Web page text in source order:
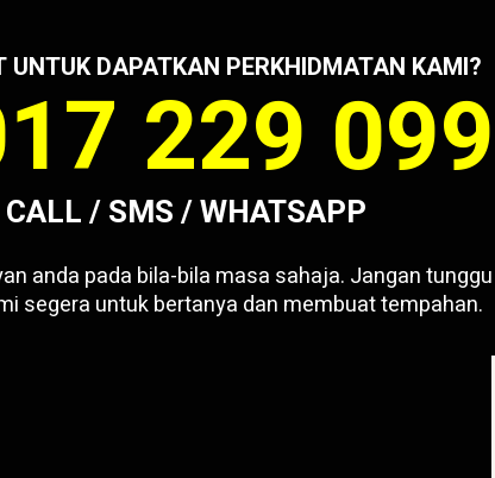
UNTUK DAPATKAN PERKHIDMATAN KAMI?
229
CALL / SMS / WHATSAPP
anda pada bila-bila masa sahaja. Jangan
segera untuk bertanya dan membuat tempahan.